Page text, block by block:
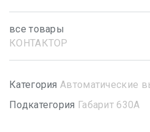
все товары
КОНТАКТОР
Категория Автоматические
Подкатегория Габарит 630А